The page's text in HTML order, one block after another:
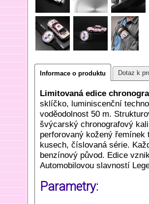
Informace o produktu Dotaz k
Limitovaná edice
sklíčko, luminiscenční
voděodolnost 50 m.
švýcarský chronografový
perforovaný kožený
kusech, číslovaná série.
benzínový původ. Edice
Automobilovou slavností
Parametry: